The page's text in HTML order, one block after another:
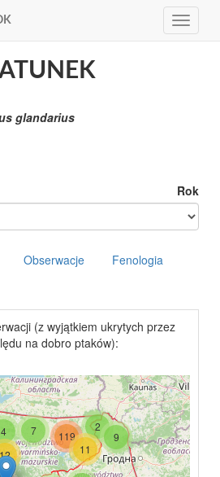
Toggle
glandarius
Rok
Obserwacje Fenologia
(z wyjątkiem ukrytych przez
na dobro ptaków):
12
4
2
7
11
119 9